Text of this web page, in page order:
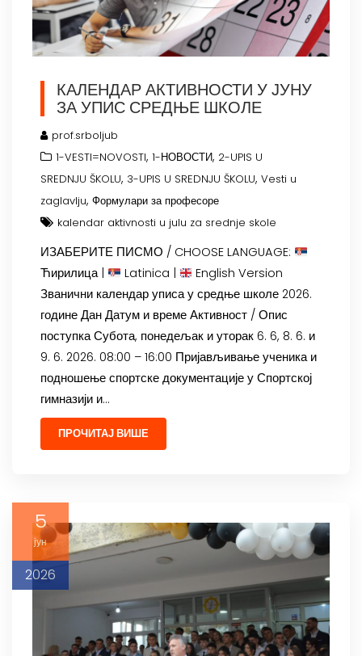
КАЛЕНДАР АКТИВНОСТИ У ЈУНУ
ЗА УПИС СРЕДЊЕ ШКОЛЕ
prof.srboljub
1-VESTI=NOVOSTI, 1-НОВОСТИ, 2-UPIS U
SREDNJU ŠKOLU, 3-UPIS U SREDNJU ŠKOLU, Vesti u
zaglavlju, Формулари за професоре
kalendar aktivnosti u julu za srednje skole
ИЗАБЕРИТЕ ПИСМО / CHOOSE LANGUAGE:
Ћирилица |
Latinica |
English Version
Званични календар уписа у средње школе 2026.
године Дан Датум и време Активност / Опис
поступка Субота, понедељак и уторак 6. 6, 8. 6. и
9. 6. 2026. 08:00 – 16:00 Пријављивање ученика и
подношење спортске документације у Спортској
гимназији и…
ПРОЧИТАЈ ВИШЕ
5
јун
2026